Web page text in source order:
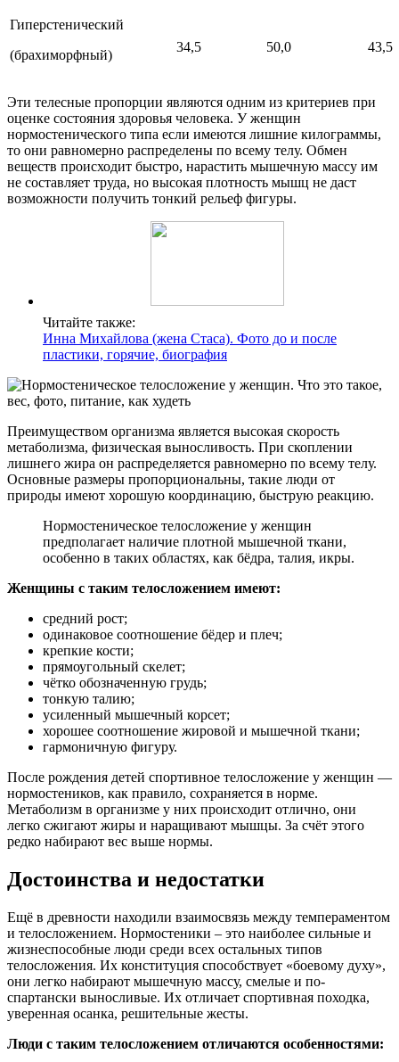
Гиперстенический
(брахиморфный)
34,5 50,0 43,5
Эти телесные пропорции являются одним из критериев при
оценке состояния здоровья человека. У женщин
нормостенического типа если имеются лишние килограммы,
то они равномерно распределены по всему телу. Обмен
веществ происходит быстро, нарастить мышечную массу им
не составляет труда, но высокая плотность мышц не даст
возможности получить тонкий рельеф фигуры.
Читайте также:
Инна Михайлова (жена Стаса). Фото до и после
пластики, горячие, биография
Преимуществом организма является высокая скорость
метаболизма, физическая выносливость. При скоплении
лишнего жира он распределяется равномерно по всему телу.
Основные размеры пропорциональны, такие люди от
природы имеют хорошую координацию, быструю реакцию.
Нормостеническое телосложение у женщин
предполагает наличие плотной мышечной ткани,
особенно в таких областях, как бёдра, талия, икры.
Женщины с таким телосложением имеют:
средний рост;
одинаковое соотношение бёдер и плеч;
крепкие кости;
прямоугольный скелет;
чётко обозначенную грудь;
тонкую талию;
усиленный мышечный корсет;
хорошее соотношение жировой и мышечной ткани;
гармоничную фигуру.
После рождения детей спортивное телосложение у женщин —
нормостеников, как правило, сохраняется в норме.
Метаболизм в организме у них происходит отлично, они
легко сжигают жиры и наращивают мышцы. За счёт этого
редко набирают вес выше нормы.
Достоинства и недостатки
Ещё в древности находили взаимосвязь между темпераментом
и телосложением. Нормостеники – это наиболее сильные и
жизнеспособные люди среди всех остальных типов
телосложения. Их конституция способствует «боевому духу»,
они легко набирают мышечную массу, смелые и по-
спартански выносливые. Их отличает спортивная походка,
уверенная осанка, решительные жесты.
Люди с таким телосложением отличаются особенностями: